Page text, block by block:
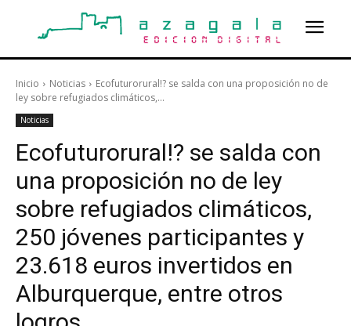
Inicio Noticias
Ecofuturorural!? se salda con una proposición no de
ley sobre refugiados climáticos,...
Noticias
Ecofuturorural!? se salda con
una proposición no de ley
sobre refugiados climáticos,
250 jóvenes participantes y
23.618 euros invertidos en
Alburquerque, entre otros